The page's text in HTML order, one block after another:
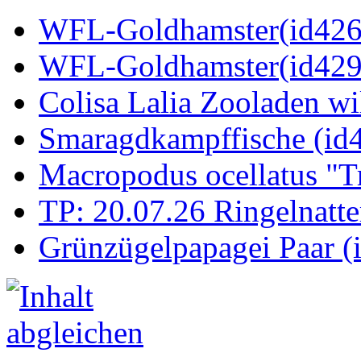
WFL-
WFL-
Colisa Lalia Zooladen
Smaragdkampffische
Macropodus ocellatus
TP: 20.07.26
Grünzügelpapagei Paar